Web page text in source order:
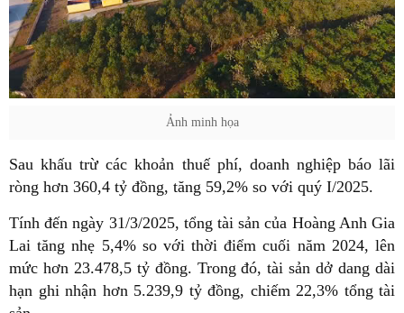
Ảnh minh họa
Sau khấu trừ các khoản thuế phí, doanh nghiệp báo lãi
ròng hơn 360,4 tỷ đồng, tăng 59,2% so với quý I/2025.
Tính đến ngày 31/3/2025, tổng tài sản của Hoàng Anh Gia
Lai tăng nhẹ 5,4% so với thời điểm cuối năm 2024, lên
mức hơn 23.478,5 tỷ đồng. Trong đó, tài sản dở dang dài
hạn ghi nhận hơn 5.239,9 tỷ đồng, chiếm 22,3% tổng tài